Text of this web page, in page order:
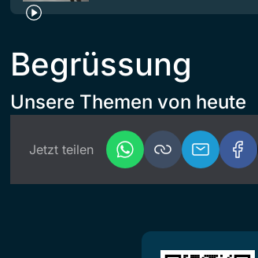
Begrüssung
Unsere Themen von heute
Jetzt teilen